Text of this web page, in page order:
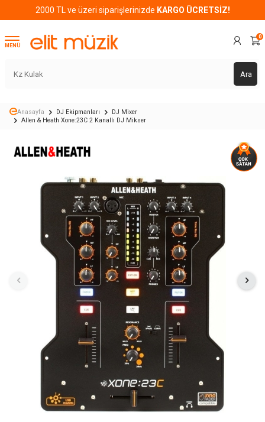
2000 TL ve üzeri siparişlerinizde KARGO ÜCRETSİZ!
MENÜ
Ara
0
Anasayfa DJ Ekipmanları
DJ Mixer
Allen & Heath Xone:23C 2 Kanallı DJ Mikser